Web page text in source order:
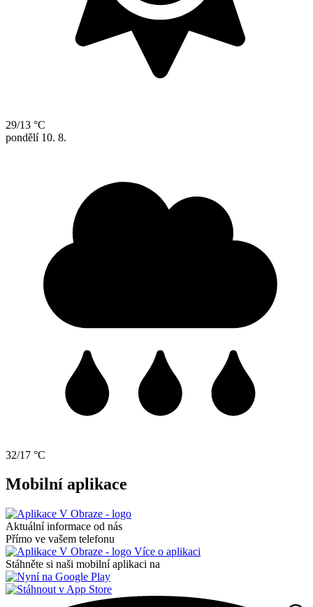
29/13 °C
pondělí 10. 8.
32/17 °C
Mobilní aplikace
Aktuální informace od nás
Přímo ve vašem telefonu
Více o aplikaci
Stáhněte si naši mobilní aplikaci na